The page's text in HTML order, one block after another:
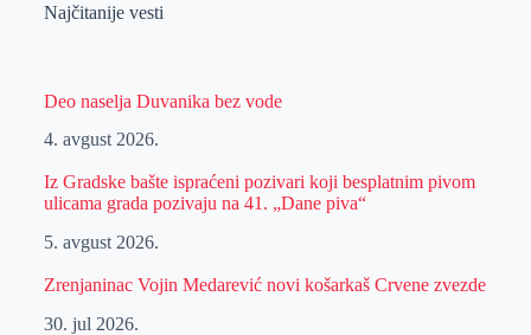
Najčitanije vesti
Deo naselja Duvanika bez vode
4. avgust 2026.
Iz Gradske bašte ispraćeni pozivari koji besplatnim pivom
ulicama grada pozivaju na 41. „Dane piva“
5. avgust 2026.
Zrenjaninac Vojin Medarević novi košarkaš Crvene zvezde
30. jul 2026.